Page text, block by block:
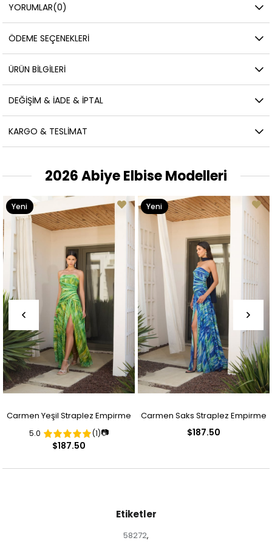
YORUMLAR(0)
ÖDEME SEÇENEKLERI
ÜRÜN BILGILERI
DEĞIŞIM & İADE & İPTAL
KARGO & TESLIMAT
2026 Abiye Elbise Modelleri
Carmen Yeşil Straplez Empirme
Desenli Abiye Elbise
5.0 (1)📷
$187.50
Yeni
Ürün
Carmen Saks Straplez Empirme
$187.50
Yeni
Ürün
Etiketler
58272,